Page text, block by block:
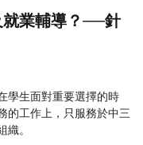
就業輔導？──針
學生面對重要選擇的時
的工作上，只服務於中三
。